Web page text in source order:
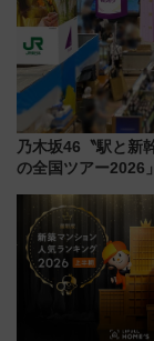
乃木坂46〝駅と新
の全国ツアー2026」